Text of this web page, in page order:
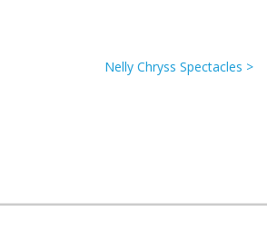
Nelly Chryss Spectacles >